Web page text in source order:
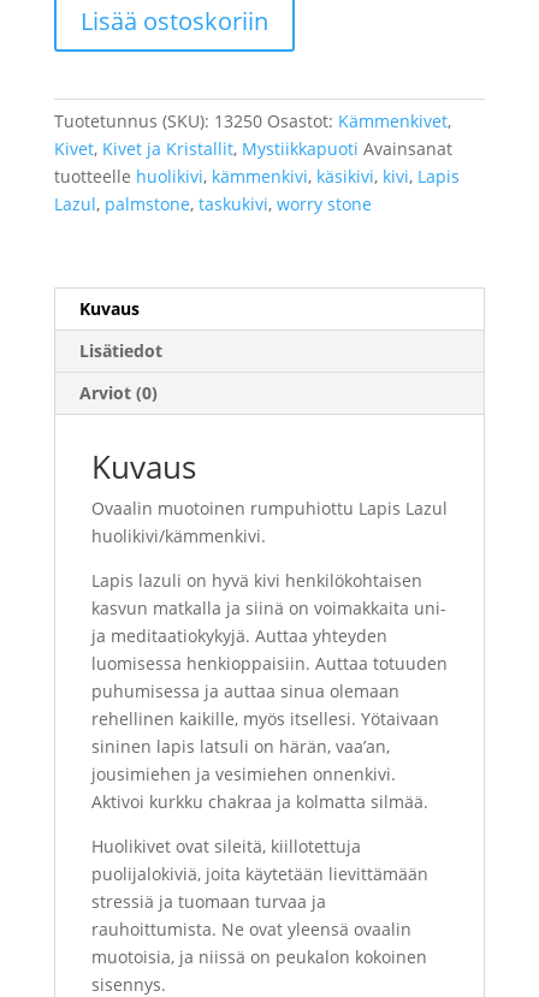
Lazul
huolikivi
Lisää ostoskoriin
Tuotetunnus (SKU): 13250 Osastot: Kämmenkivet,
Kivet, Kivet ja Kristallit, Mystiikkapuoti Avainsanat
tuotteelle huolikivi, kämmenkivi, käsikivi, kivi, Lapis
Lazul, palmstone, taskukivi, worry stone
Kuvaus
Lisätiedot
Arviot (0)
Kuvaus
Ovaalin muotoinen rumpuhiottu Lapis Lazul
huolikivi/kämmenkivi.
Lapis lazuli on hyvä kivi henkilökohtaisen
kasvun matkalla ja siinä on voimakkaita uni-
ja meditaatiokykyjä. Auttaa yhteyden
luomisessa henkioppaisiin. Auttaa totuuden
puhumisessa ja auttaa sinua olemaan
rehellinen kaikille, myös itsellesi. Yötaivaan
sininen lapis latsuli on härän, vaa’an,
jousimiehen ja vesimiehen onnenkivi.
Aktivoi kurkku chakraa ja kolmatta silmää.
Huolikivet ovat sileitä, kiillotettuja
puolijalokiviä, joita käytetään lievittämään
stressiä ja tuomaan turvaa ja
rauhoittumista. Ne ovat yleensä ovaalin
muotoisia, ja niissä on peukalon kokoinen
sisennys.